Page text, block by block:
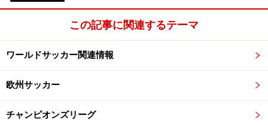
この記事に関連するテーマ
ワールドサッカー関連情報
欧州サッカー
チャンピオンズリーグ